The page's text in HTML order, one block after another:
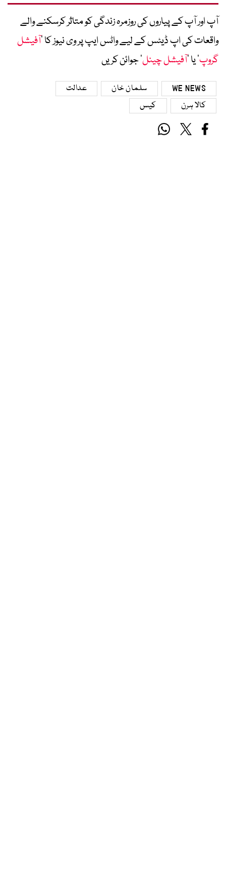
آپ اور آپ کے پیاروں کی روزمرہ زندگی کو متاثر کرسکنے والے
واقعات کی اپ ڈیٹس کے لیے واٹس ایپ پر وی نیوز کا ’آفیشل
گروپ‘ یا ’آفیشل چینل‘ جوائن کریں
WE NEWS سلمان خان
عدالت
کالا ہرن
کیس